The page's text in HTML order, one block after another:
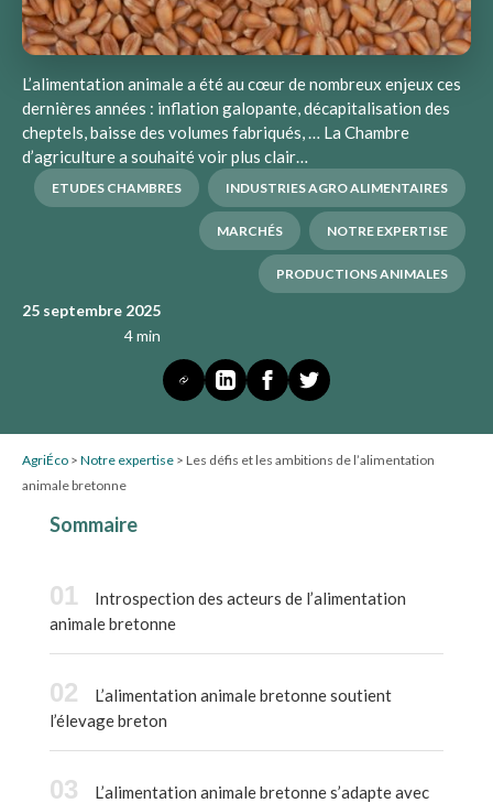
L’alimentation animale a été au cœur de nombreux enjeux ces
dernières années : inflation galopante, décapitalisation des
cheptels, baisse des volumes fabriqués, … La Chambre
d’agriculture a souhaité voir plus clair…
ETUDES CHAMBRES INDUSTRIES AGRO ALIMENTAIRES
MARCHÉS NOTRE EXPERTISE
PRODUCTIONS ANIMALES
25 septembre 2025
4 min
AgriÉco > Notre expertise > Les défis et les ambitions de l’alimentation
animale bretonne
Sommaire
Introspection des acteurs de l’alimentation
animale bretonne
L’alimentation animale bretonne soutient
l’élevage breton
L’alimentation animale bretonne s’adapte avec